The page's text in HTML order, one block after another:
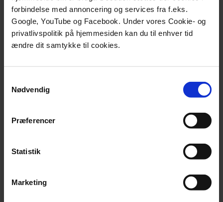
forbindelse med annoncering og services fra f.eks.
Google, YouTube og Facebook. Under vores Cookie- og
privatlivspolitik på hjemmesiden kan du til enhver tid
ændre dit samtykke til cookies.
Nødvendig
Præferencer
Statistik
Marketing
Klik på nedenstående billede for at se et udvalg af Mie
Nørgaards illustrationer, der præsenterer en række
vigtige pointer fra konferencens første dag.